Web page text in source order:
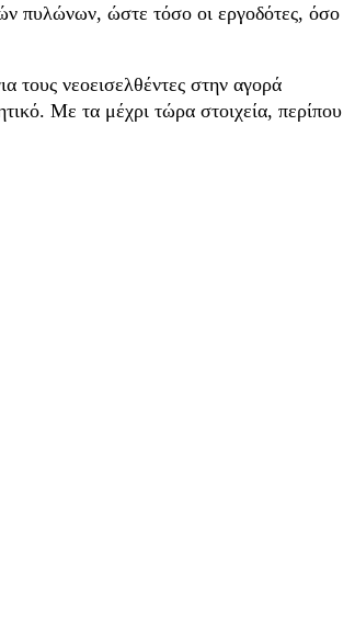
πυλώνων, ώστε τόσο οι εργοδότες, όσο
τους νεοεισελθέντες στην αγορά
Με τα μέχρι τώρα στοιχεία, περίπου